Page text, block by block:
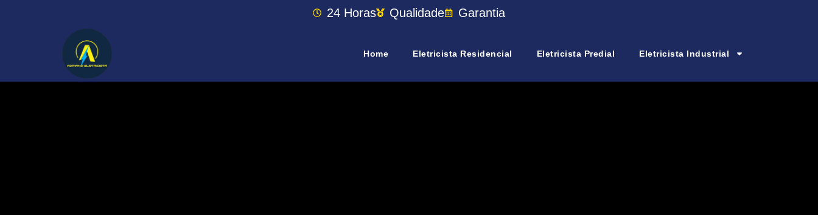
24 Horas Qualidade Garantia
Home Eletricista Residencial Eletricista Predial Eletricista Industrial